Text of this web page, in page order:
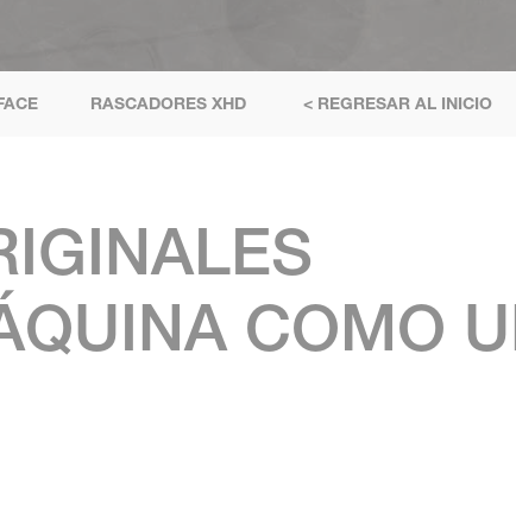
RASCADORES XHD < REGRESAR AL INICIO
COMO